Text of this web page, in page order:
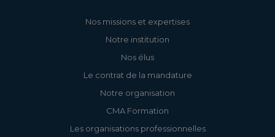
Nos missions et expertises
Notre institution
Nos élus
Le contrat de la mandature
Notre organisation
CMA Formation
Les organisations professionnelles